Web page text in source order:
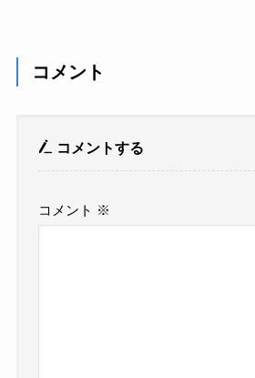
コメント
コメントする
コメント ※